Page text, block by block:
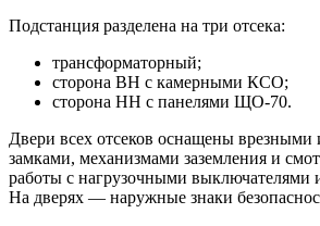
Подстанция разделена на три отсека:
трансформаторный;
сторона ВН с камерными КСО;
сторона НН с панелями ЩО‑70.
Двери всех отсеков оснащены врезными
замками, механизмами заземления и
работы с нагрузочными выключателями
На дверях — наружные знаки